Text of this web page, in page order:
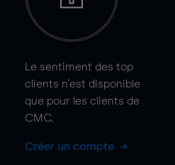
Le sentiment des top
clients n'est disponible
que pour les clients de
CMC.
Créer un compte